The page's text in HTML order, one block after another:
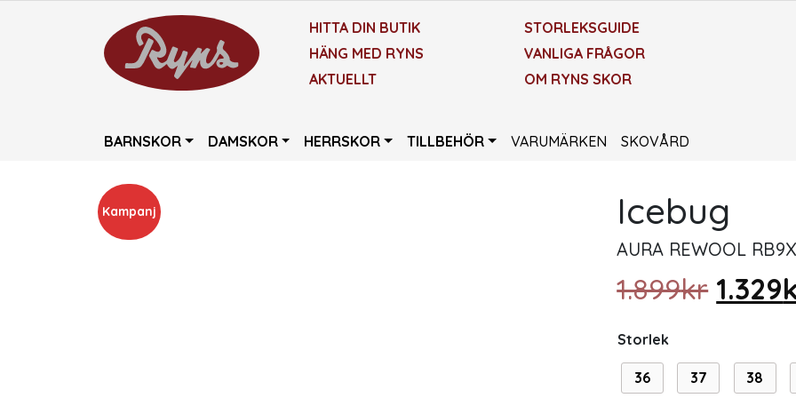
HITTA DIN BUTIK
HÄNG MED RYNS
AKTUELLT
STORLEKSGUIDE
VANLIGA FRÅGOR
OM RYNS SKOR
BARNSKOR DAMSKOR HERRSKOR TILLBEHÖR VARUMÄRKEN SKOVÅRD
Kampanj Icebug
AURA REWOOL
1.899kr Det
1.329
Storlek
36 37 38